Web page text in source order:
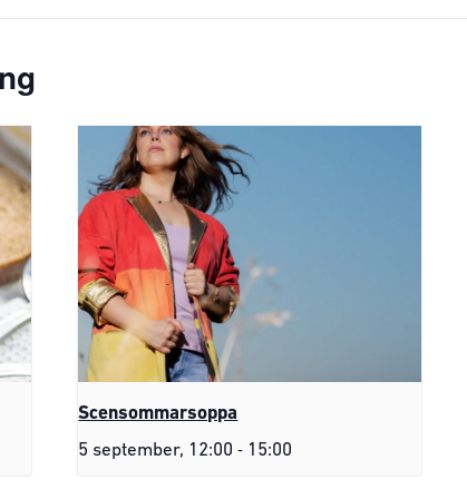
Scensommarsoppa
5 september, 12:00 - 15:00